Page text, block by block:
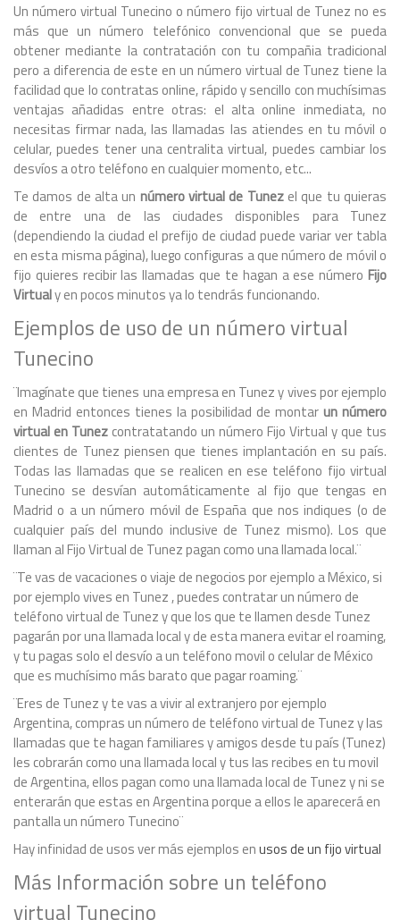
Un número virtual Tunecino o número fijo virtual de Tunez no es
más que un número telefónico convencional que se pueda
obtener mediante la contratación con tu compañia tradicional
pero a diferencia de este en un número virtual de Tunez tiene la
facilidad que lo contratas online, rápido y sencillo con muchísimas
ventajas añadidas entre otras: el alta online inmediata, no
necesitas firmar nada, las llamadas las atiendes en tu móvil o
celular, puedes tener una centralita virtual, puedes cambiar los
desvíos a otro teléfono en cualquier momento, etc...
Te damos de alta un número virtual de Tunezel que tu quieras
de entre una de las ciudades disponibles para Tunez
(dependiendo la ciudad el prefijo de ciudad puede variar ver tabla
en esta misma página), luego configuras a que número de móvil o
fijo quieres recibir las llamadas que te hagan a ese número Fijo
Virtualy en pocos minutos ya lo tendrás funcionando.
Ejemplos de uso de un número virtual
Tunecino
¨Imagínate que tienes una empresa en Tunez y vives por ejemplo
en Madrid entonces tienes la posibilidad de montar un número
virtual en Tunez contratatando un número Fijo Virtual y que tus
clientes de Tunez piensen que tienes implantación en su país.
Todas las llamadas que se realicen en ese teléfono fijo virtual
Tunecino se desvían automáticamente al fijo que tengas en
Madrid o a un número móvil de España que nos indiques (o de
cualquier país del mundo inclusive de Tunez mismo). Los que
llaman al Fijo Virtual de Tunez pagan como una llamada local.¨
¨Te vas de vacaciones o viaje de negocios por ejemplo a México, si
por ejemplo vives en Tunez , puedes contratar un número de
teléfono virtual de Tunez y que los que te llamen desde Tunez
pagarán por una llamada local y de esta manera evitar el roaming,
y tu pagas solo el desvío a un teléfono movil o celular de México
que es muchísimo más barato que pagar roaming.¨
¨Eres de Tunez y te vas a vivir al extranjero por ejemplo
Argentina, compras un número de teléfono virtual de Tunez y las
llamadas que te hagan familiares y amigos desde tu país (Tunez)
les cobrarán como una llamada local y tus las recibes en tu movil
de Argentina, ellos pagan como una llamada local de Tunez y ni se
enterarán que estas en Argentina porque a ellos le aparecerá en
pantalla un número Tunecino¨
Hay infinidad de usos ver más ejemplos enusos de un fijo virtual
Más Información sobre un teléfono
virtual Tunecino